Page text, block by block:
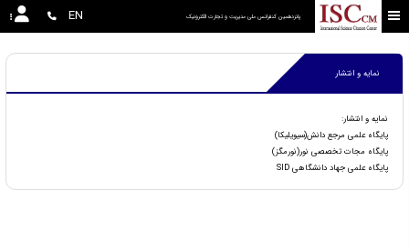
پانزدهمین کنفرانس ملی مدیریت و تجارت الکترونیک EN
نمایه و انتشار
نمایه و انتشار:
پایگاه علمی مرجع دانش(سیویلیکا)
پایگاه مجات تخصصی نور(نورمگز)
پایگاه علمی جهاد دانشگاهی SID